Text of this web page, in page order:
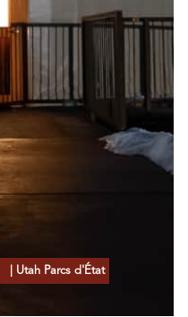
| Utah Parcs d'État